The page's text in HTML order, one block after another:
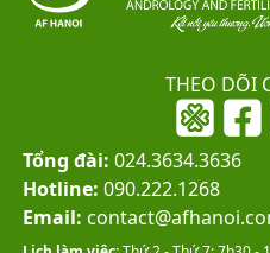
THEO DÕI
Tổng đài: 024.3634.3636
Hotline: 090.222.1268
Email: